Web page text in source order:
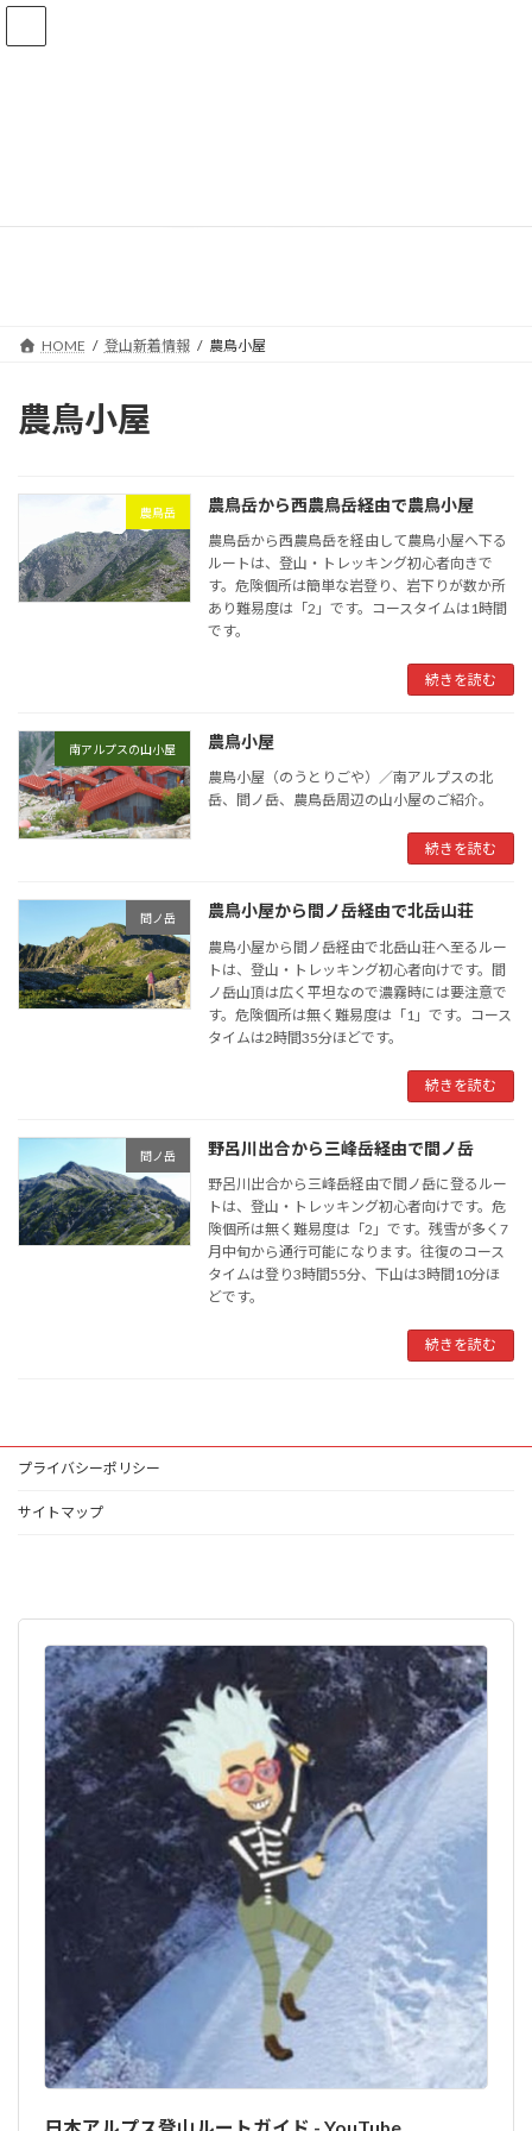
コ
プ
ナ
動
HOME 登山新着情報 農鳥小屋
農鳥小屋
農鳥岳 農鳥岳から西農鳥岳経由で農鳥小屋
農鳥岳から西農鳥岳を経由して農鳥小屋へ下る
ルートは、登山・トレッキング初心者向きで
す。危険個所は簡単な岩登り、岩下りが数か所
あり難易度は「2」です。コースタイムは1時間
です。
続きを読む
南アルプスの山小屋 農鳥小屋
農鳥小屋（のうとりごや）／南アルプスの北
岳、間ノ岳、農鳥岳周辺の山小屋のご紹介。
続きを読む
間ノ岳 農鳥小屋から間ノ岳経由で北岳山荘
農鳥小屋から間ノ岳経由で北岳山荘へ至るルー
トは、登山・トレッキング初心者向けです。間
ノ岳山頂は広く平坦なので濃霧時には要注意で
す。危険個所は無く難易度は「1」です。コース
タイムは2時間35分ほどです。
続きを読む
間ノ岳 野呂川出合から三峰岳経由で間ノ岳
野呂川出合から三峰岳経由で間ノ岳に登るルー
トは、登山・トレッキング初心者向けです。危
険個所は無く難易度は「2」です。残雪が多く7
月中旬から通行可能になります。往復のコース
タイムは登り3時間55分、下山は3時間10分ほ
どです。
続きを読む
プライバシーポリシー
サイトマップ